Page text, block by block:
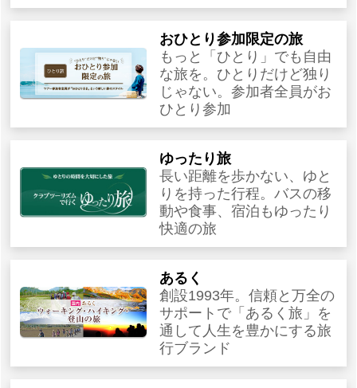
おひとり参加限定の旅
もっと「ひとり」でも自由
な旅を。ひとりだけど独り
じゃない。参加者全員がお
ひとり参加
ゆったり旅
長い距離を歩かない、ゆと
りを持った行程。バスの移
動や食事、宿泊もゆったり
快適の旅
あるく
創設1993年。信頼と万全の
サポートで「あるく旅」を
通して人生を豊かにする旅
行ブランド